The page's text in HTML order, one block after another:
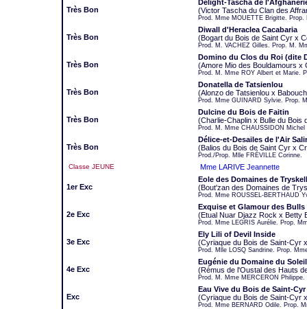
Très Bon
Delight-Tascha de
(Victor Tascha du Clan des
Prod. Mme MOUETTE Brigitte.
Très Bon
Diwall d'Heraclea Cacabaria
(Bogart du Bois de Saint Cyr x
Prod. M. VACHEZ Gilles. Prop. M.
Très Bon
Domino du Clos du Roi (dite
(Amore Mio des Bouldamours x
Prod. M. Mme ROY Albert et Marie.
Très Bon
Donatella de Tatsienlou
(Alonzo de Tatsienlou x
Prod. Mme GUINARD Sylvie. Prop.
Très Bon
Dulcine du Bois de Faitin
(Charlie-Chaplin x Bulle du Bois
Prod. M. Mme CHAUSSIDON
Très Bon
Délice-et-Desailes de l'Air
(Balios du Bois de Saint Cyr x
Prod./Prop. Mlle FRÉVILLE Corinne.
Classe JEUNE Mme LARIVE Jeannette
1er Exc
Eole des Domaines de Tryskell
(Bout'zan des Domaines de
Prod. Mme ROUSSEL-BERTHAUD
2e Exc
Exquise et Glamour des Bulls
(Etual Nuar Djazz Rock x Betty
Prod. Mme LEGRIS Aurélie. Prop.
3e Exc
Ely Lili of Devil Inside
(Cyriaque du Bois de Saint-Cyr
Prod. Mlle LOSQ Sandrine. Prop.
4e Exc
Eugénie du Domaine du
(Rémus de l'Oustal des Hauts
Prod. M. Mme MERCERON
Exc
Eau Vive du Bois de Saint-Cyr
(Cyriaque du Bois de Saint-Cyr
Prod. Mme BERNARD Odile. Prop.